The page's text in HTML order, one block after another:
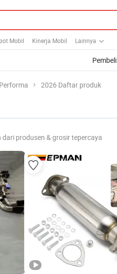
Mobil Kinerja Mobil Lainnya
Pembeli
2026 Daftar produk
produsen & grosir tepercaya